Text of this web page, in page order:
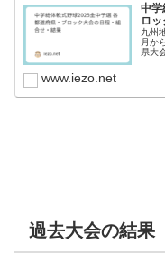
中学
ロ
九州
月か
県大
www.iezo.net
過去大会の結果